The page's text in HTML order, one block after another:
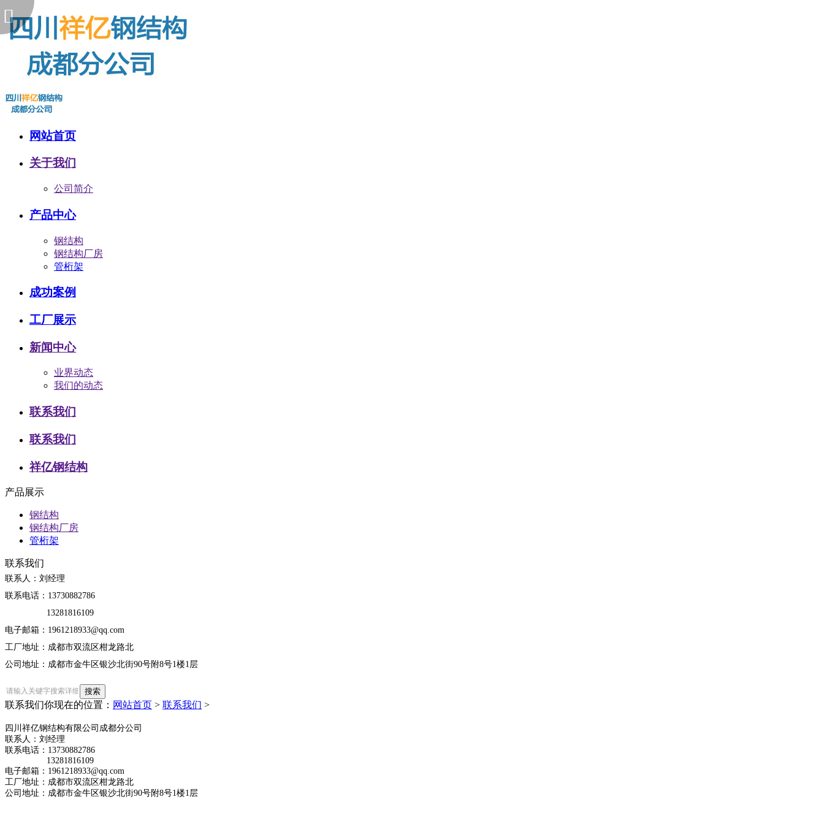
网站首页
关于我们
公司简介
产品中心
钢结构
钢结构厂房
管桁架
成功案例
工厂展示
新闻中心
业界动态
我们的动态
联系我们
联系我们
祥亿钢结构
产品展示
钢结构
钢结构厂房
管桁架
联系我们
联系人：刘经理
联系电话：13730882786
13281816109
电子邮箱：1961218933@qq.com
工厂地址：成都市双流区柑龙路北
公司地址：成都市金牛区银沙北街90号附8号1楼1层
联系我们你现在的位置： 网站首页 > 联系我们 >
四川祥亿钢结构有限公司成都分公司
联系人：刘经理
联系电话：13730882786
13281816109
电子邮箱：1961218933@qq.com
工厂地址： 成都市双流区柑龙路北
公司地址：成都市金牛区银沙北街90号附8号1楼1层